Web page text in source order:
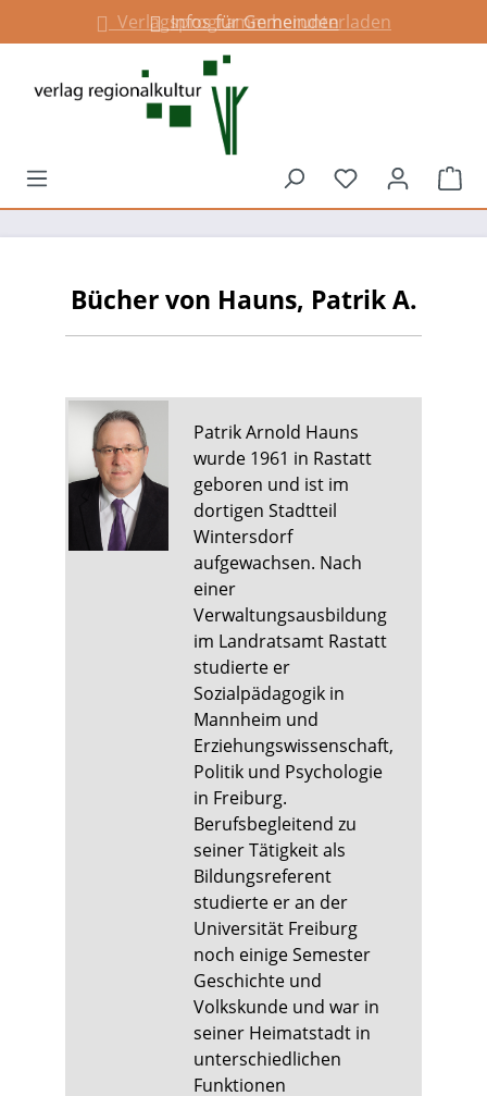
springenVerlagsprogramm herunterladen
Infos für Gemeinden
Du hast 0
Bücher von Hauns, Patrik A.
Patrik Arnold Hauns
wurde 1961 in Rastatt
geboren und ist im
dortigen Stadtteil
Wintersdorf
aufgewachsen. Nach
einer
Verwaltungsausbildung
im Landratsamt Rastatt
studierte er
Sozialpädagogik in
Mannheim und
Erziehungswissenschaft,
Politik und Psychologie
in Freiburg.
Berufsbegleitend zu
seiner Tätigkeit als
Bildungsreferent
studierte er an der
Universität Freiburg
noch einige Semester
Geschichte und
Volkskunde und war in
seiner Heimatstadt in
unterschiedlichen
Funktionen